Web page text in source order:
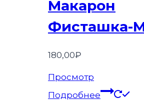
Макарон
Фисташка-
180,00₽
Просмотр
Подробнее